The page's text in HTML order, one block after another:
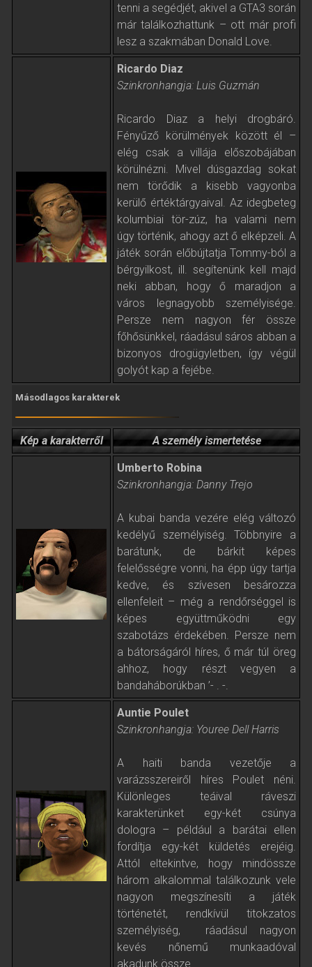
tenni a segédjét, akivel a GTA3 során
már találkozhattunk – ott már profi
lesz a szakmában Donald Love.
Ricardo Diaz
Szinkronhangja: Luis Guzmán
Ricardo Diaz a helyi drogbáró.
Fényűző körülmények között él –
elég csak a villája előszobájában
körülnézni. Mivel dúsgazdag sokat
nem törődik a kisebb vagyonba
kerülő értéktárgyaival. Az idegbeteg
kolumbiai tör-zúz, ha valami nem
úgy történik, ahogy azt ő elképzeli. A
játék során előbújtatja Tommy-ból a
bérgyilkost, ill. segítenünk kell majd
neki abban, hogy ő maradjon a
város legnagyobb személyisége.
Persze nem nagyon fér össze
főhősünkkel, ráadásul sáros abban a
bizonyos drogügyletben, így végül
golyót kap a fejébe.
Másodlagos karakterek
Kép a karakterről A személy ismertetése
Umberto Robina
Szinkronhangja: Danny Trejo
A kubai banda vezére elég változó
kedélyű személyiség. Többnyire a
barátunk, de bárkit képes
felelősségre vonni, ha épp úgy tartja
kedve, és szívesen besározza
ellenfeleit – még a rendőrséggel is
képes együttműködni egy
szabotázs érdekében. Persze nem
a bátorságáról híres, ő már túl öreg
ahhoz, hogy részt vegyen a
bandaháborúkban ’- . -.
Auntie Poulet
Szinkronhangja: Youree Dell Harris
A haiti banda vezetője a
varázsszereiről híres Poulet néni.
Különleges teáival ráveszi
karakterünket egy-két csúnya
dologra – például a barátai ellen
fordítja egy-két küldetés erejéig.
Attól eltekintve, hogy mindössze
három alkalommal találkozunk vele
nagyon megszínesíti a játék
történetét, rendkívül titokzatos
személyiség, ráadásul nagyon
kevés nőnemű munkaadóval
akadunk össze.